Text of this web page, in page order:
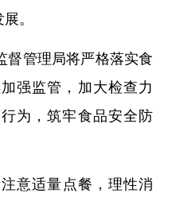
。
管理局将严格落实食
强监管，加大检查力
为，筑牢食品安全防
适量点餐，理性消